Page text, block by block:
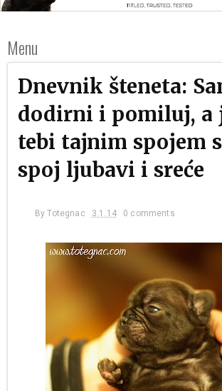
Menu
Dnevnik šteneta:
dodirni i pomiluj, a
tebi tajnim spojem
spoj ljubavi i sreće
ByTotegnac 3.1.14 0 comments